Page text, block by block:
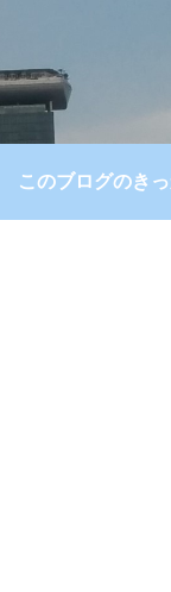
このブログのき